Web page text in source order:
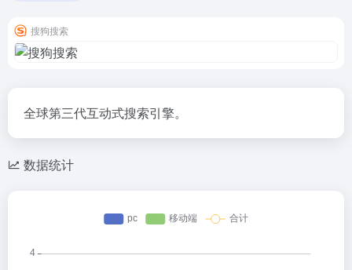
搜狗搜索
全球第三代互动式搜索引擎。
数据统计